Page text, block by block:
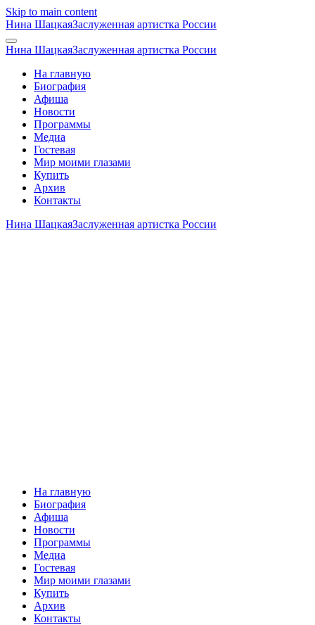
Skip to main content
Нина ШацкаяЗаслуженная артистка России
Нина ШацкаяЗаслуженная артистка России
На главную
Биография
Афиша
Новости
Программы
Медиа
Гостевая
Мир моими глазами
Купить
Архив
Контакты
Нина ШацкаяЗаслуженная артистка России
На главную
Биография
Афиша
Новости
Программы
Медиа
Гостевая
Мир моими глазами
Купить
Архив
Контакты